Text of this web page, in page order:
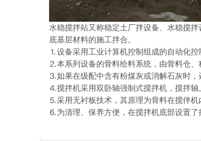
水稳搅拌站又称稳定土厂拌设备、水稳搅
底基层材料的施工拌合。
⒈设备采用工业计算机控制组成的自动化
⒉本系列设备的骨料给料系统，由骨料仓
⒊如果在级配中含有粉煤灰或消解石灰时，
⒋搅拌机采用双卧轴强制式搅拌机，搅拌轴
⒌采用无衬板技术，其原理为骨料在搅伴机
⒍为清理、保养方便，在搅拌机底部设置了